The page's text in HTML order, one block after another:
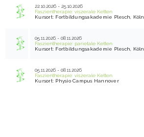
22.10.2026 - 25.10.2026
Faszientherapie: viszerale Ketten
Kursort: Fortbildungsakademie Plesch, Köln
05.11.2026 - 08.11.2026
Faszientherapie: parietale Ketten
Kursort: Fortbildungsakademie Plesch, Köln
05.11.2026 - 08.11.2026
Faszientherapie: viszerale Ketten
Kursort: Physio Campus Hannover